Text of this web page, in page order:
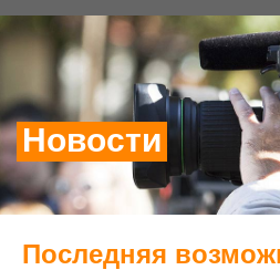
Новости
Последняя